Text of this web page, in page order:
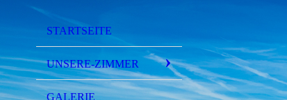
STARTSEITE
UNSERE-ZIMMER
GALERIE